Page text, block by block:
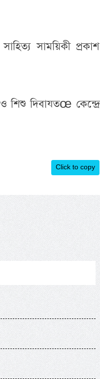
সাময়িকী প্রকাশ
শিশু দিবাযতœ কেন্দ্রে
Click to copy